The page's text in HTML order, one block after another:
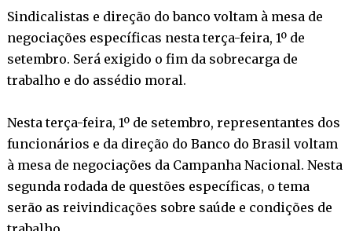
Sindicalistas e direção do banco voltam à mesa de
negociações específicas nesta terça-feira, 1º de
setembro. Será exigido o fim da sobrecarga de
trabalho e do assédio moral.
Nesta terça-feira, 1º de setembro, representantes dos
funcionários e da direção do Banco do Brasil voltam
à mesa de negociações da Campanha Nacional. Nesta
segunda rodada de questões específicas, o tema
serão as reivindicações sobre saúde e condições de